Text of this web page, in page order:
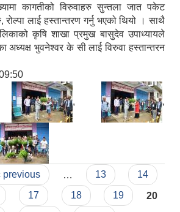
कागतीको विरुवाहरु सुन्तला जात पकेट
लाई हस्तान्तरण गर्नु भएको थियो । साथै
कृषि शाखा प्रमुख बासुदेव उपाध्यायले
भुवनेश्वर के सी लाई विरुवा हस्तान्तरन
, ,
previous 13
14
17 18 19
20